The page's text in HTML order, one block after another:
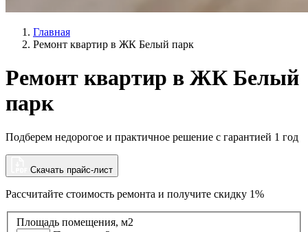
Главная
Ремонт квартир в ЖК Белый парк
Ремонт квартир в ЖК Белый
парк
Подберем недорогое и практичное решение с гарантией 1 год
Скачать прайс-лист
Рассчитайте стоимость ремонта и получите скидку 1%
Площадь помещения, м2